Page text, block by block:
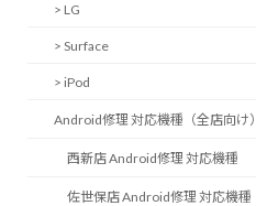
> LG
> Surface
> iPod
Android修理 対応機種（全店向け）
西新店 Android修理 対応機種
佐世保店 Android修理 対応機種